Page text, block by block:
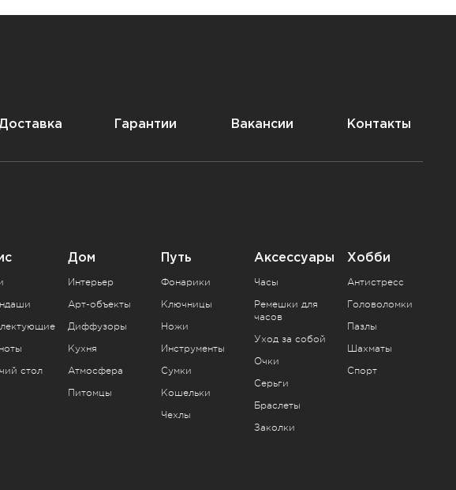
Гарантии Вакансии Контакты
стол
Дом
Интерьер
Арт-объекты
Диффузоры
Кухня
Атмосфера
Питомцы
Путь
Фонарики
Ключницы
Ножи
Инструменты
Сумки
Кошельки
Чехлы
Аксессуары
Часы
Ремешки для
часов
Уход за собой
Очки
Серьги
Браслеты
Заколки
Хобби
Антистресс
Головоломки
Пазлы
Шахматы
Спорт